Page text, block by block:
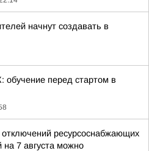
начнут создавать в
перед стартом в
ресурсоснабжающих
на 7 августа можно